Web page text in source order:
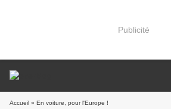
Publicité
Accueil » En voiture, pour l'Europe !